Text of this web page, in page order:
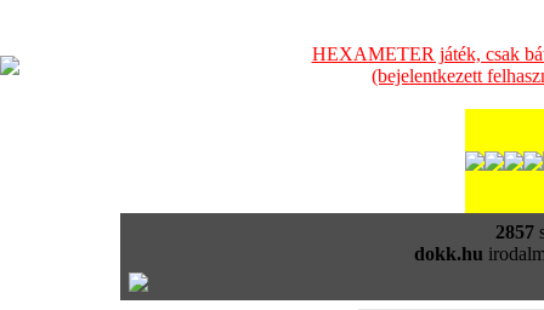
HEXAMETER játék, csak
(bejelentkezett
2857
dokk.hu